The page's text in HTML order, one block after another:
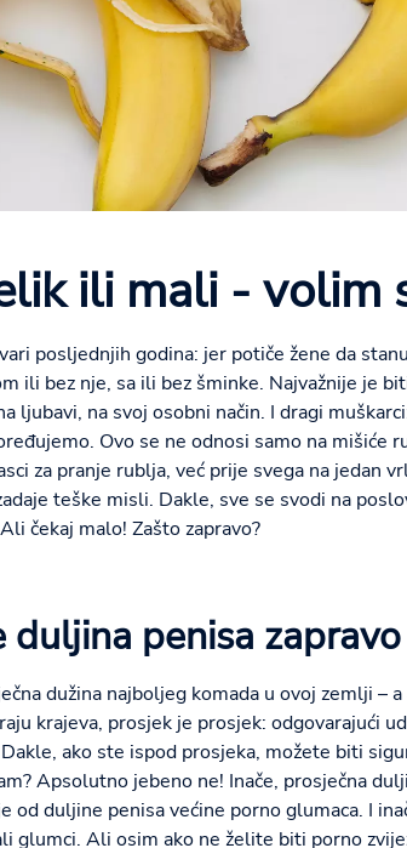
ili mali - volim
posljednjih godina: jer potiče žene da
ili bez nje, sa ili bez šminke. Najvažnije je
ljubavi, na svoj osobni način. I dragi
Ovo se ne odnosi samo na mišiće
za pranje rublja, već prije svega na jedan
teške misli. Dakle, sve se svodi na
čekaj malo! Zašto zapravo?
penisa
dužina najboljeg komada u ovoj zemlji –
krajeva, prosjek je prosjek: odgovarajući
ako ste ispod prosjeka, možete biti
Apsolutno jebeno ne! Inače, prosječna
od duljine penisa većine porno glumaca. I
glumci. Ali osim ako ne želite biti porno